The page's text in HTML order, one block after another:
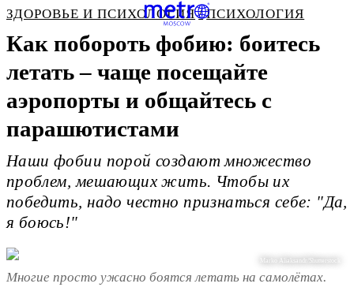
ЗДОРОВЬЕ И ПСИХОЛОГИЯ ПСИХОЛОГИЯ
Как побороть фобию: боитесь
летать – чаще посещайте
аэропорты и общайтесь с
парашютистами
Наши фобии порой создают множество
проблем, мешающих жить. Чтобы их
победить, надо честно признаться себе: "Да,
я боюсь!"
Marko Aliaksandr/Shutterstock
Многие просто ужасно боятся летать на самолётах.